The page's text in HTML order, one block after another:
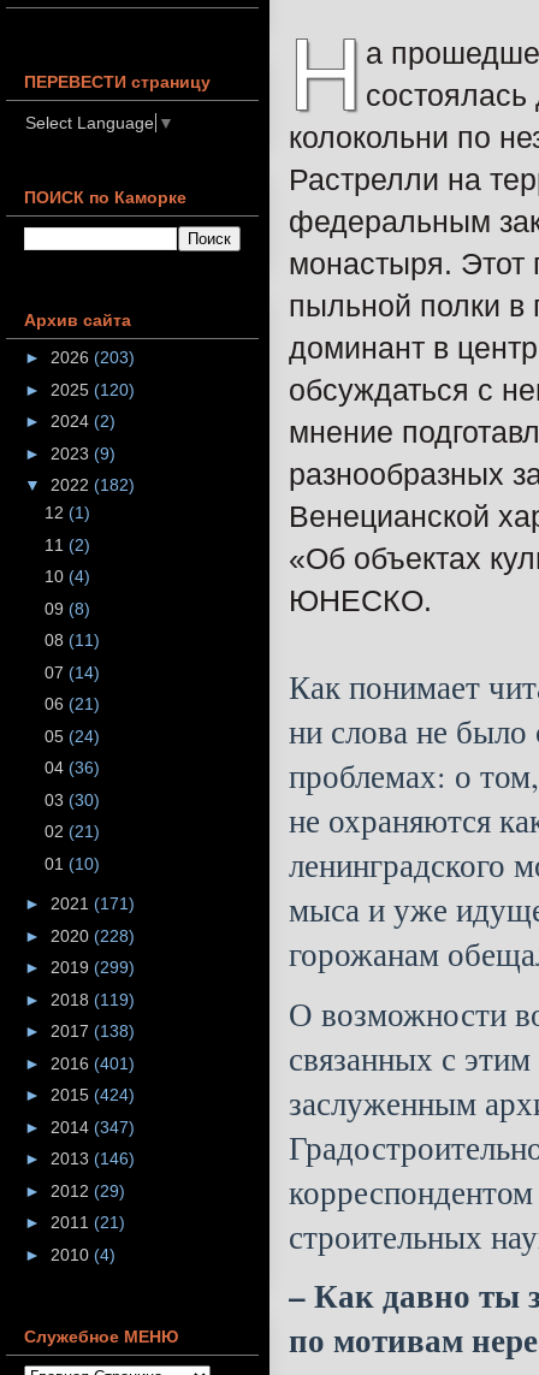
Н а
состоялась
колокольни по
Растрелли на
федеральным
монастыря. Этот
пыльной полки в
доминант в
обсуждаться с
мнение
разнообразных
Венецианской
«Об объектах
ЮНЕСКО.
Как понимает
ни слова не было
проблемах: о
не охраняются
ленинградского
мыса и уже
горожанам
О возможности
связанных с
заслуженным
строительных
– Как давно ты
по мотивам
ПЕРЕВЕСТИ страницу
Select Language ▼
ПОИСК по Каморке
Архив сайта
► 2026 (203)
► 2025 (120)
► 2024 (2)
► 2023 (9)
▼ 2022 (182)
12 (1)
11 (2)
10 (4)
09 (8)
08 (11)
07 (14)
06 (21)
05 (24)
04 (36)
03 (30)
02 (21)
01 (10)
► 2021 (171)
► 2020 (228)
► 2019 (299)
► 2018 (119)
► 2017 (138)
► 2016 (401)
► 2015 (424)
► 2014 (347)
► 2013 (146)
► 2012 (29)
► 2011 (21)
► 2010 (4)
Служебное МЕНЮ